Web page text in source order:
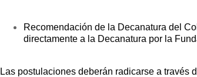
Recomendación de la Decanatura del
directamente a la Decanatura por la
Las postulaciones deberán radicarse a través